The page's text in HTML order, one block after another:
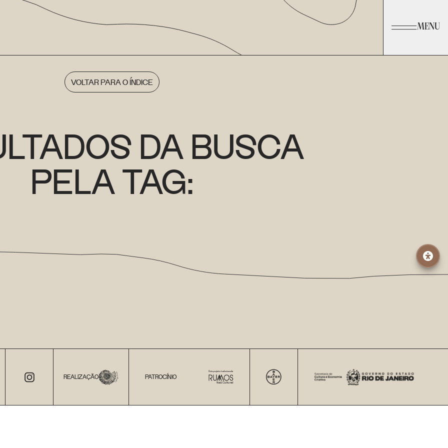
MENU
VOLTAR PARA O ÍNDICE
DA BUSCA
PELA TAG:
REALIZAÇÃO PATROCÍNIO